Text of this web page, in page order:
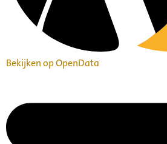
Bekijken op OpenData